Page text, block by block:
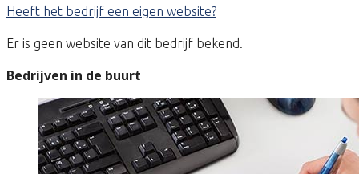
Heeft het bedrijf een eigen website?
Er is geen website van dit bedrijf bekend.
Bedrijven in de buurt